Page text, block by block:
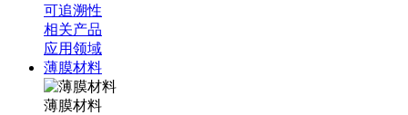
可追溯性
相关产品
应用领域
薄膜材料
薄膜材料